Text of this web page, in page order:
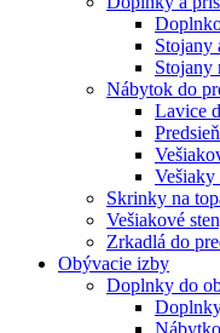
Stojany
Stojany
Nábytok do
Lavice
Vešiaky
Skrinky na
Vešiakové
Zrkadlá do
Obývacie izby
Doplnky do